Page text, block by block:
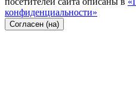
конфиденциальности»
Согласен (на)